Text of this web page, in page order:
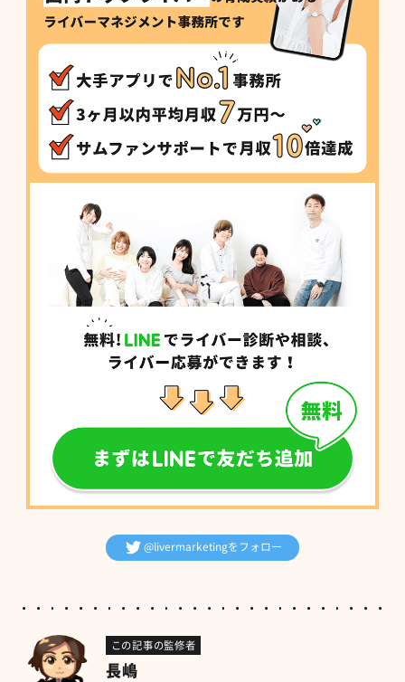
@livermarketingをフォロー
この記事の監修者
長嶋